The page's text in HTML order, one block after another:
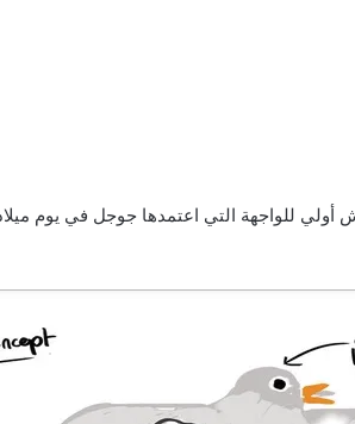
للواجهة التي اعتمدها جوجل في يوم ميلاد